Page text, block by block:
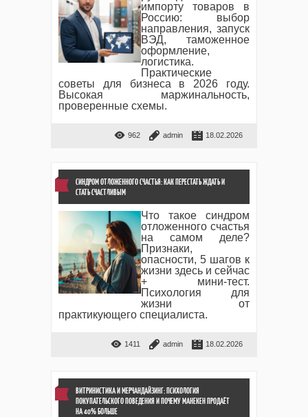
импорту товаров в
Россию: выбор
направления, запуск
ВЭД, таможенное
оформление,
логистика.
Практические
советы для бизнеса в 2026 году.
Высокая маржинальность,
проверенные схемы.
962 admin 18.02.2026
СИНДРОМ ОТЛОЖЕННОГО СЧАСТЬЯ: КАК ПЕРЕСТАТЬ ЖДАТЬ И
СТАТЬ СЧАСТЛИВЫМ
Что такое синдром
отложенного счастья
на самом деле?
Признаки,
опасности, 5 шагов к
жизни здесь и сейчас
+ мини-тест.
Психология для
жизни от
практикующего специалиста.
1411 admin 18.02.2026
ВИТРИНИСТИКА И МЕРЧАНДАЙЗИНГ: ПСИХОЛОГИЯ
ПОКУПАТЕЛЬСКОГО ПОВЕДЕНИЯ И ПОЧЕМУ МАНЕКЕН ПРОДАЁТ
НА 40% БОЛЬШЕ